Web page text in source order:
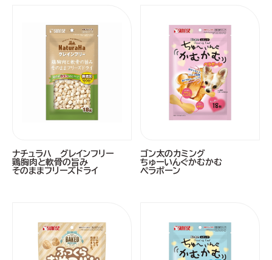
ナチュラハ グレインフリー
鶏胸肉と軟骨の旨み
そのままフリーズドライ
ゴン太のカミング
ちゅーいんぐかむかむ
ペラボーン